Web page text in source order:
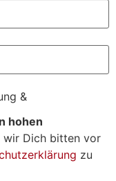
&
hohen
wir Dich bitten vor
zu